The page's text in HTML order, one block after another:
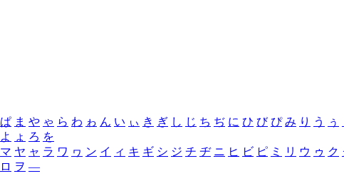
ぱ ま や ゃ ら わ ゎ ん い ぃ き ぎ し じ ち ぢ に ひ び ぴ み り う ぅ
よ ょ ろ を
マ ヤ ャ ラ ワ ヮ ン イ ィ キ ギ シ ジ チ ヂ ニ ヒ ビ ピ ミ リ ウ ゥ ク
ロ ヲ ―